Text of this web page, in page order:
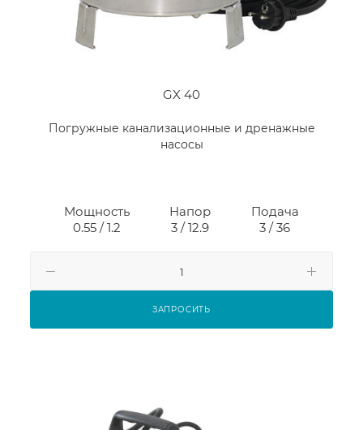
GX 40
Погружные канализационные и дренажные
насосы
Мощность
0.55 / 1.2
Напор
3 / 12.9
Подача
3 / 36
ЗАПРОСИТЬ